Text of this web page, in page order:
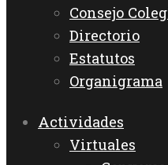
Consejo
Directorio
Estatutos
Organigrama
Actividades
Virtuales